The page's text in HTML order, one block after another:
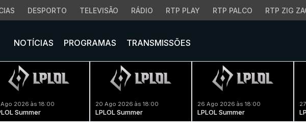
DESPORTO TELEVISÃO RÁDIO RTP PLAY RTP PALCO RTP ZIG
NOTÍCIAS PROGRAMAS TRANSMISSÕES
Ago 2026 às 18:00
Summer
20 Ago 2026 às 18:00
LPLOL Summer
26 Ago 2026 às 18:00
LPLOL Summer